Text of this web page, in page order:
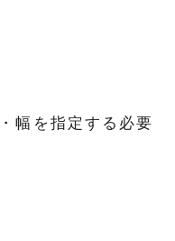
幅を指定する必要